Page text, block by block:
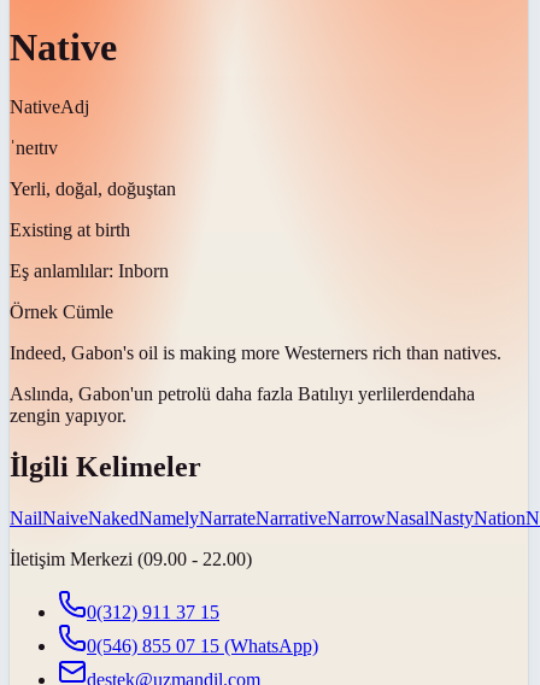
Native
NativeAdj
ˈneɪtɪv
Yerli, doğal, doğuştan
Existing at birth
Eş anlamlılar: Inborn
Örnek Cümle
Indeed, Gabon's oil is making more Westerners rich than natives.
Aslında, Gabon'un petrolü daha fazla Batılıyı yerlilerdendaha
zengin yapıyor.
İlgili Kelimeler
NailNaiveNakedNamelyNarrateNarrativeNarrowNasalNastyNation
İletişim Merkezi (09.00 - 22.00)
0(312) 911 37 15
0(546) 855 07 15 (WhatsApp)
destek@uzmandil.com